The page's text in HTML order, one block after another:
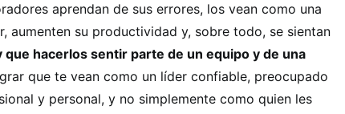
aprendan de sus errores, los vean como una
aumenten su productividad y, sobre todo, se sientan
que hacerlos sentir parte de un equipo y de una
que te vean como un líder confiable, preocupado
y personal, y no simplemente como quien les